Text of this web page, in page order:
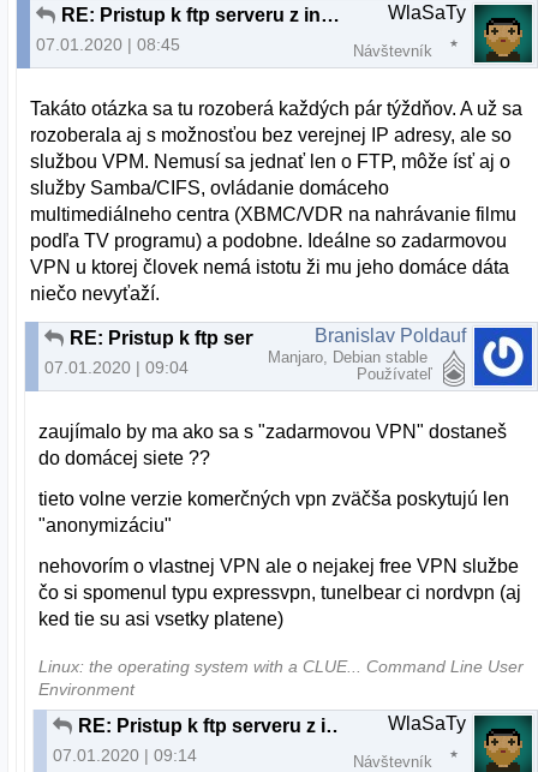
RE: Pristup k ftp serveru z inej ako domacej siete
07.01.2020 | 08:45
WlaSaTy
Návštevník
Takáto otázka sa tu rozoberá každých pár týždňov. A už sa
rozoberala aj s možnosťou bez verejnej IP adresy, ale so
službou VPM. Nemusí sa jednať len o FTP, môže ísť aj o
služby Samba/CIFS, ovládanie domáceho
multimediálneho centra (XBMC/VDR na nahrávanie filmu
podľa TV programu) a podobne. Ideálne so zadarmovou
VPN u ktorej človek nemá istotu ži mu jeho domáce dáta
niečo nevyťaží.
RE: Pristup k ftp serveru z inej ako domacej siete
07.01.2020 | 09:04
Branislav Poldauf
Manjaro, Debian stable
Používateľ
zaujímalo by ma ako sa s "zadarmovou VPN" dostaneš
do domácej siete ??
tieto volne verzie komerčných vpn zväčša poskytujú len
"anonymizáciu"
nehovorím o vlastnej VPN ale o nejakej free VPN službe
čo si spomenul typu expressvpn, tunelbear ci nordvpn (aj
ked tie su asi vsetky platene)
Linux: the operating system with a CLUE... Command Line User
Environment
RE: Pristup k ftp serveru z inej ako domacej siete
07.01.2020 | 09:14
WlaSaTy
Návštevník